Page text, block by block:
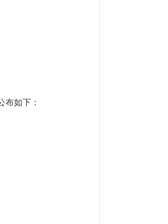
布如下：